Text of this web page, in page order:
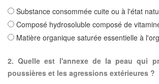
Substance consommée cuite ou à l'état
Composé hydrosoluble composé de
Matière organique saturée essentielle à
2. Quelle est l'annexe de la peau qui
poussières et les agressions extérieures ?